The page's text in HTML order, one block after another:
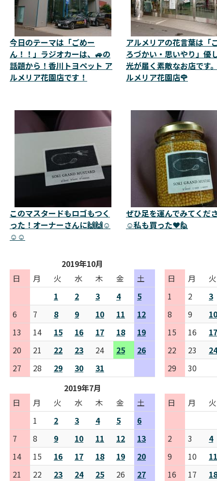
今日のテーマは「ごめー
ん！！」ラジオカーは、🚙の
話題から！香川トヨペット ア
ルメリア花園店です！
アルメリアの花言葉は「
ろづかい・思いやり」優
光が届く素敵なお店です
ルメリア花園店🌹
このマスタードもロゴもつく
った！オーナーさんに🙌🙌☺️
☺️☺️
ぜひ足を運んでみてくだ
☺️私も買った❤️🙋
2019年10月
日
月 火 水 木 金
土
1
2 3 4
5
6
7 8 9 10 11
12
13
14 15 16 17 18
19
20
21 22 23 24 25
26
27
28 29 30 31
日 月
火
1
2
3
8
9
10
15
16
17
22
23
24
29
30
2019年7月
日
月 火 水 木 金
土
1
2 3 4 5
6
7
8 9 10 11 12
13
14
15 16 17 18 19
20
21
22 23 24 25 26
27
日 月 火
2 3
4
9
10
11
16
17
18